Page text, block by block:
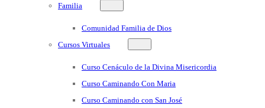
Familia
Comunidad Familia de Dios
Cursos Virtuales
Curso Cenáculo de la Divina Misericordia
Curso Caminando Con Maria
Curso Caminando con San José